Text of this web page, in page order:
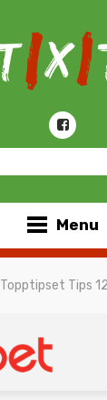
Menu
Topptipset Tips